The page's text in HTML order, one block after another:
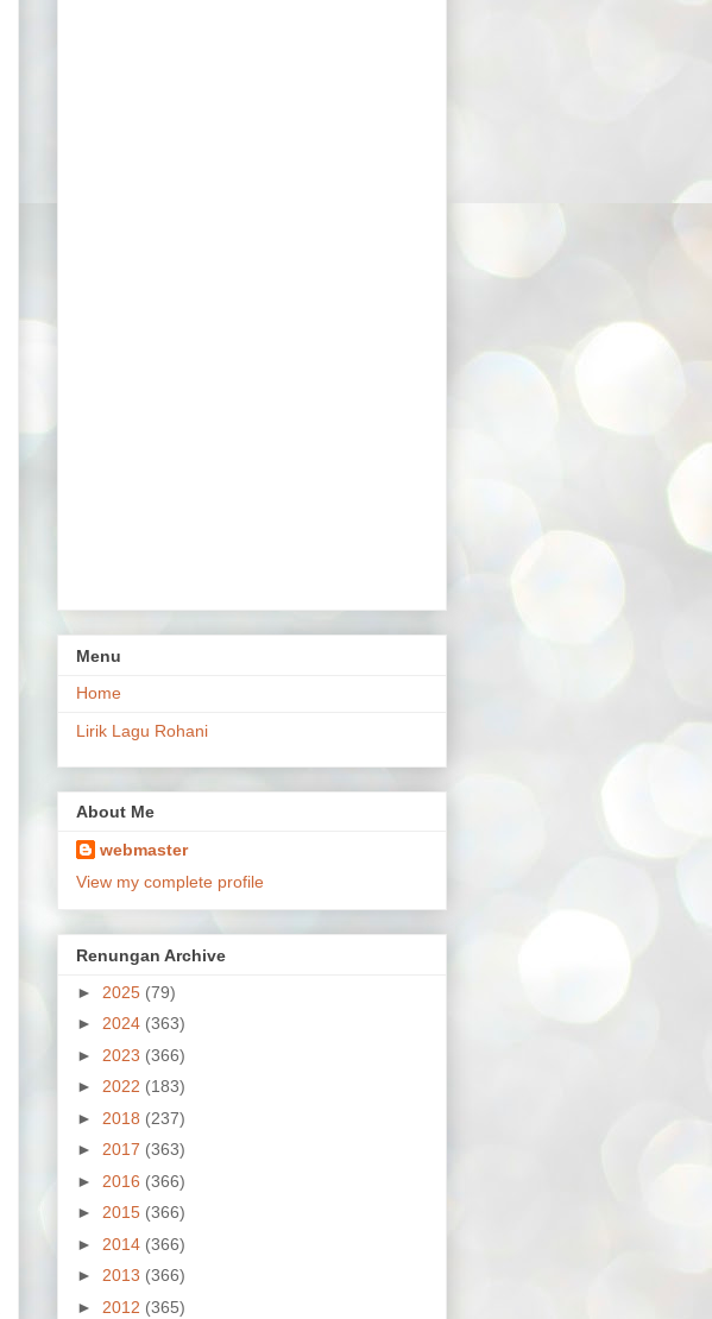
Menu
Home
Lirik Lagu Rohani
About Me
webmaster
View my complete profile
Renungan Archive
► 2025 (79)
► 2024 (363)
► 2023 (366)
► 2022 (183)
► 2018 (237)
► 2017 (363)
► 2016 (366)
► 2015 (366)
► 2014 (366)
► 2013 (366)
► 2012 (365)